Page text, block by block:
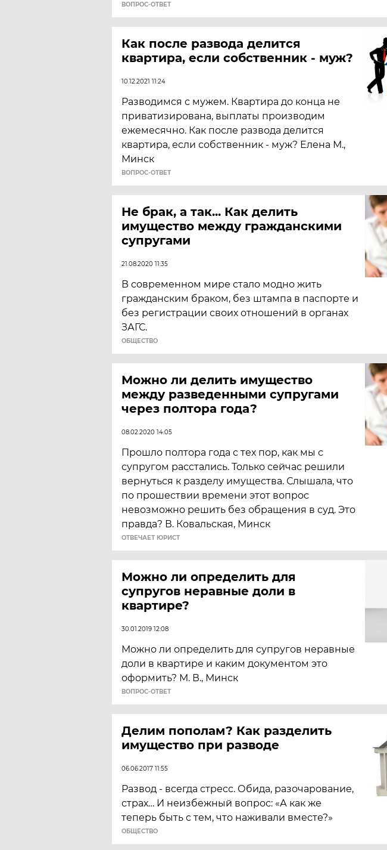
ВОПРОС-ОТВЕТ
Как после развода делится
квартира, если собственник - муж?
10.12.2021 11:24
Разводимся с мужем. Квартира до конца не
приватизирована, выплаты производим
ежемесячно. Как после развода делится
квартира, если собственник - муж? Елена М.,
Минск
ВОПРОС-ОТВЕТ
Не брак, а так... Как делить
имущество между гражданскими
супругами
21.08.2020 11:35
В современном мире стало модно жить
гражданским браком, без штампа в паспорте и
без регистрации своих отношений в органах
ЗАГС.
ОБЩЕСТВО
Можно ли делить имущество
между разведенными супругами
через полтора года?
08.02.2020 14:05
Прошло полтора года с тех пор, как мы с
супругом расстались. Только сейчас решили
вернуться к разделу имущества. Слышала, что
по прошествии времени этот вопрос
невозможно решить без обращения в суд. Это
правда? В. Ковальская, Минск
ОТВЕЧАЕТ ЮРИСТ
Можно ли определить для
супругов неравные доли в
квартире?
30.01.2019 12:08
Можно ли определить для супругов неравные
доли в квартире и каким документом это
оформить? М. В., Минск
ВОПРОС-ОТВЕТ
Делим пополам? Как разделить
имущество при разводе
06.06.2017 11:55
Развод - всегда стресс. Обида, разочарование,
страх… И неизбежный вопрос: «А как же
теперь быть с тем, что наживали вместе?»
ОБЩЕСТВО